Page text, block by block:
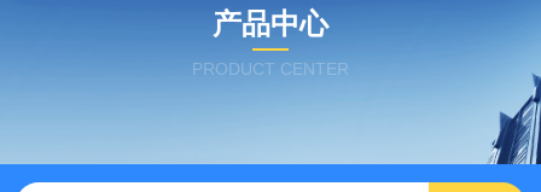
产品中心
PRODUCT CENTER